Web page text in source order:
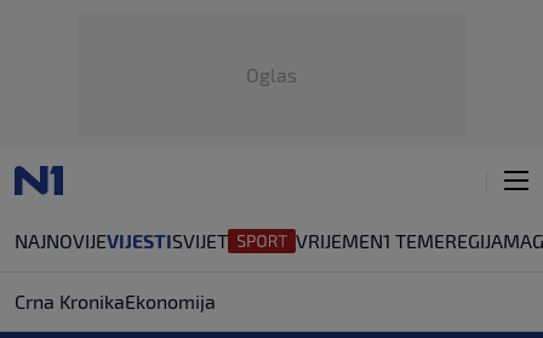
Oglas
NAJNOVIJEVIJESTISVIJET VRIJEMEN1 TEMEREGIJA
Crna KronikaEkonomija